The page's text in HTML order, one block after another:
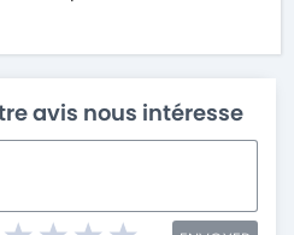
avis nous intéresse